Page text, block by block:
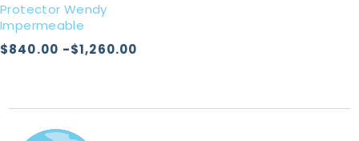
Protector Wendy
Impermeable
$840.00 -$1,260.00